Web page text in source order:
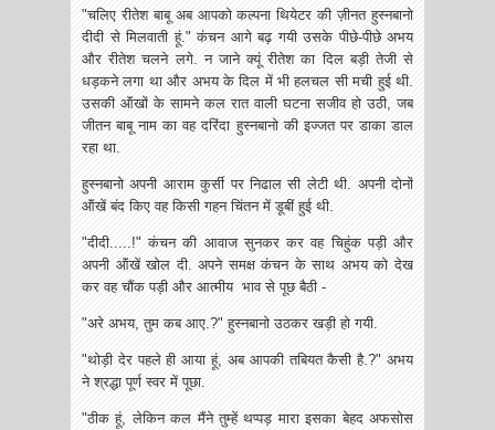
"चलिए रीतेश बाबू अब आपको कल्पना थियेटर की ज़ीनत हुस्नबानो
दीदी से मिलवाती हूं." कंचन आगे बढ़ गयी उसके पीछे-पीछे अभय
और रीतेश चलने लगे. न जाने क्यूं रीतेश का दिल बड़ी तेजी से
धड़कने लगा था और‌ अभय के दिल में ‌भी हलचल सी मची हुई थी.
उसकी ऑंखों के सामने कल रात वाली घटना सजीव हो उठी, जब
जीतन बाबू नाम का वह दरिंदा हुस्नबानो की इज्जत पर डाका डाल
रहा था.
हुस्नबानो अपनी आराम कुर्सी पर निढाल सी लेटी थी. अपनी दोनों
ऑंखें बंद किए वह किसी गहन चिंतन में डूबीं हुई थी.
"दीदी.....!" कंचन की आवाज सुनकर कर वह चिहुंक पड़ी और
अपनी ऑंखें खोल दी. अपने समक्ष कंचन के साथ अभय को देख
कर वह चौंक पड़ी और आत्मीय भाव से पूछ बैठी -
"अरे अभय, तुम कब आए.?" हुस्नबानो उठकर खड़ी हो गयी.
"थोड़ी देर पहले ही आया हूं, अब आपकी तबियत कैसी है.?" अभय
ने श्रद्धा पूर्ण स्वर में पूछा.
"ठीक हूं, लेकिन कल मैंने तुम्हें थप्पड़ मारा इसका बेहद अफसोस